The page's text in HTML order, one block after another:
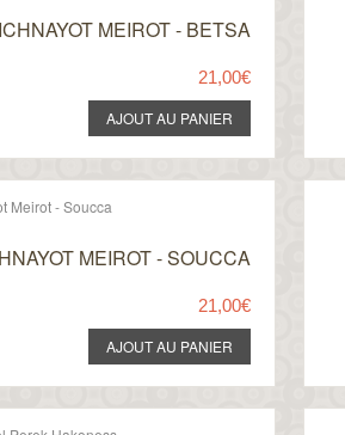
MEIROT - BETSA
21,00€
MEIROT - SOUCCA
21,00€